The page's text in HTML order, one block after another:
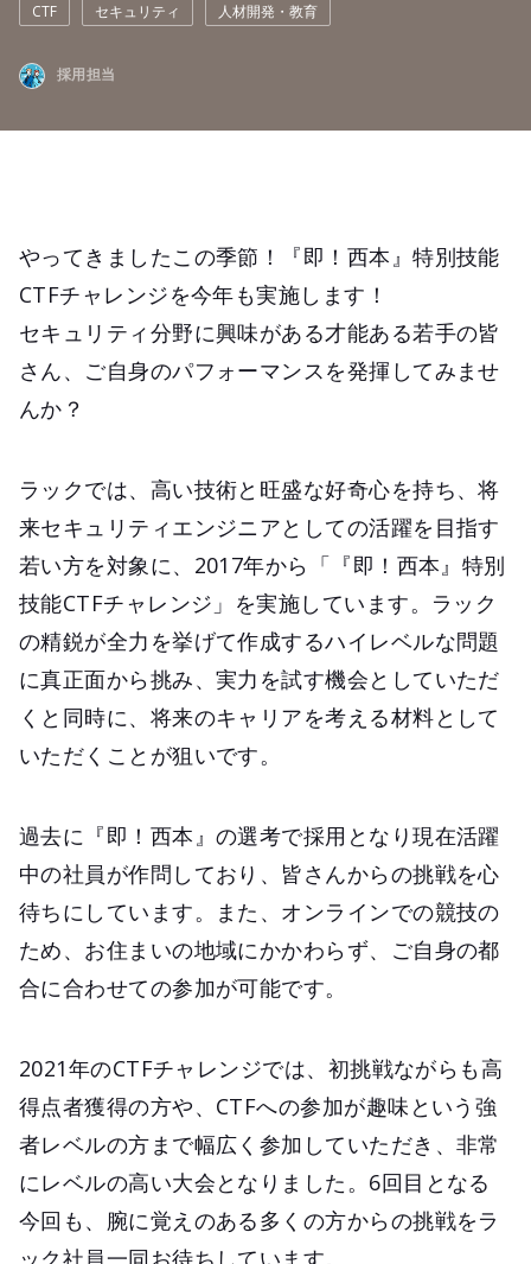
CTF セキュリティ 人材開発・教育
採用担当
やってきましたこの季節！『即！西本』特別技能
CTFチャレンジを今年も実施します！
セキュリティ分野に興味がある才能ある若手の皆
さん、ご自身のパフォーマンスを発揮してみませ
んか？
ラックでは、高い技術と旺盛な好奇心を持ち、将
来セキュリティエンジニアとしての活躍を目指す
若い方を対象に、2017年から「『即！西本』特別
技能CTFチャレンジ」を実施しています。ラック
の精鋭が全力を挙げて作成するハイレベルな問題
に真正面から挑み、実力を試す機会としていただ
くと同時に、将来のキャリアを考える材料として
いただくことが狙いです。
過去に『即！西本』の選考で採用となり現在活躍
中の社員が作問しており、皆さんからの挑戦を心
待ちにしています。また、オンラインでの競技の
ため、お住まいの地域にかかわらず、ご自身の都
合に合わせての参加が可能です。
2021年のCTFチャレンジでは、初挑戦ながらも高
得点者獲得の方や、CTFへの参加が趣味という強
者レベルの方まで幅広く参加していただき、非常
にレベルの高い大会となりました。6回目となる
今回も、腕に覚えのある多くの方からの挑戦をラ
ック社員一同お待ちしています。